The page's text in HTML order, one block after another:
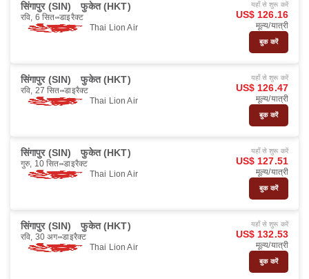
सिंगापुर (SIN) फुकेत (HKT)
रवि, 6 सित॰ डाइरैक्ट
Thai Lion Air
यहाँ से शुरू करें
US$ 126.16
मूल्य/यात्री
बुक करें
सिंगापुर (SIN) फुकेत (HKT)
रवि, 27 सित॰ डाइरैक्ट
Thai Lion Air
यहाँ से शुरू करें
US$ 126.47
मूल्य/यात्री
बुक करें
सिंगापुर (SIN) फुकेत (HKT)
गुरु, 10 सित॰ डाइरैक्ट
Thai Lion Air
यहाँ से शुरू करें
US$ 127.51
मूल्य/यात्री
बुक करें
सिंगापुर (SIN) फुकेत (HKT)
रवि, 30 अग॰ डाइरैक्ट
Thai Lion Air
यहाँ से शुरू करें
US$ 132.53
मूल्य/यात्री
बुक करें